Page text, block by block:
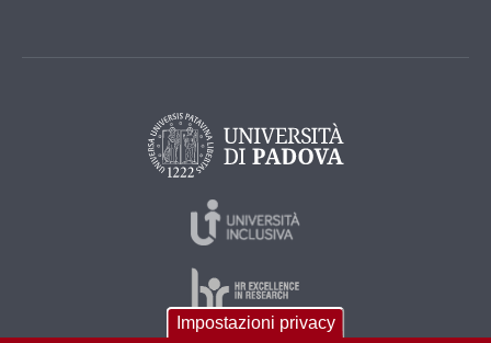
Impostazioni privacy